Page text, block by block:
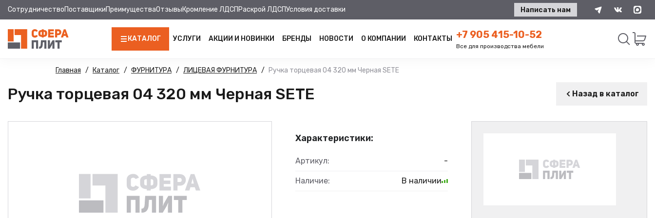
СотрудничествоПоставщикиПреимуществаОтзывыКромление ЛДСП Раскрой ЛДСПУсловия доставки Написать нам
КАТАЛОГ
ЛДСП
КРОМКА
ХДФ
ДВПО
УСЛУГИ АКЦИИ И НОВИНКИ БРЕНДЫ НОВОСТИ О КОМПАНИИ КОНТАКТЫ +7 905 415-10-52
Все для производства мебели
Главная Каталог ФУРНИТУРА ЛИЦЕВАЯ ФУРНИТУРА Ручка торцевая 04 320 мм Черная SETE
Ручка торцевая 04 320 мм Черная SETE Назад в каталог
Характеристики:
Артикул: -
Наличие: В наличии